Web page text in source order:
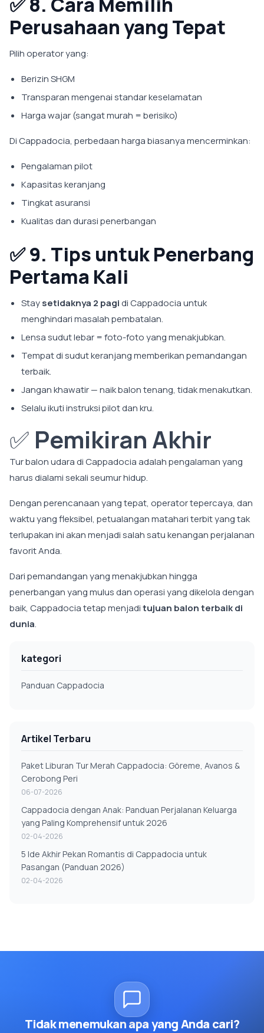
Perusahaan yang Tepat
Pilih operator yang:
Berizin SHGM
Transparan mengenai standar keselamatan
Harga wajar (sangat murah = berisiko)
Di Cappadocia, perbedaan harga biasanya mencerminkan:
Pengalaman pilot
Kapasitas keranjang
Tingkat asuransi
Kualitas dan durasi penerbangan
✅9. Tips untuk Penerbang
Pertama Kali
Staysetidaknya 2 pagidi Cappadocia untuk
menghindari masalah pembatalan.
Lensa sudut lebar = foto-foto yang menakjubkan.
Tempat di sudut keranjang memberikan pemandangan
terbaik.
Jangan khawatir — naik balon tenang, tidak menakutkan.
Selalu ikuti instruksi pilot dan kru.
✅ Pemikiran Akhir
Tur balon udara di Cappadocia adalah pengalaman yang
harus dialami sekali seumur hidup.
Dengan perencanaan yang tepat, operator tepercaya, dan
waktu yang fleksibel, petualangan matahari terbit yang tak
terlupakan ini akan menjadi salah satu kenangan perjalanan
favorit Anda.
Dari pemandangan yang menakjubkan hingga
penerbangan yang mulus dan operasi yang dikelola dengan
baik, Cappadocia tetap menjaditujuan balon terbaik di
dunia.
kategori
Panduan Cappadocia
Artikel Terbaru
Paket Liburan Tur Merah Cappadocia: Göreme, Avanos &
Cerobong Peri
06-07-2026
Cappadocia dengan Anak: Panduan Perjalanan Keluarga
yang Paling Komprehensif untuk 2026
02-04-2026
5 Ide Akhir Pekan Romantis di Cappadocia untuk
Pasangan (Panduan 2026)
02-04-2026
Tidak menemukan apa yang Anda cari?